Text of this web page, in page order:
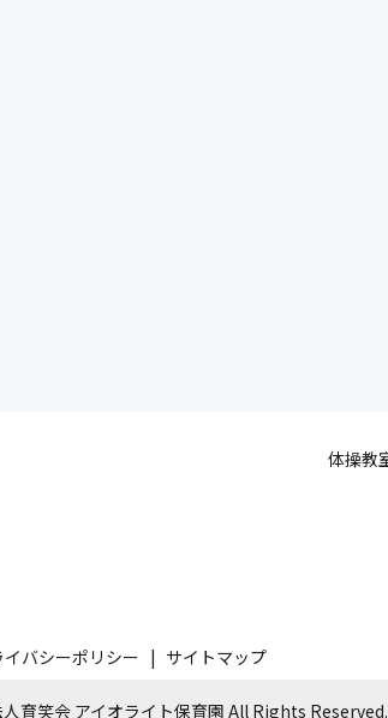
体操教
イバシーポリシー サイトマップ
育笑会 アイオライト保育園 All Rights Reserved.